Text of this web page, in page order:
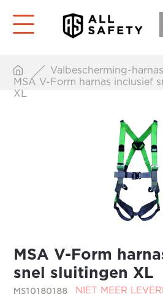
Valbescherming-
MSA V-Form harnas inclusief
XL
MSA V-Form
snel sluitingen XL
MS10180188 NIET MEER